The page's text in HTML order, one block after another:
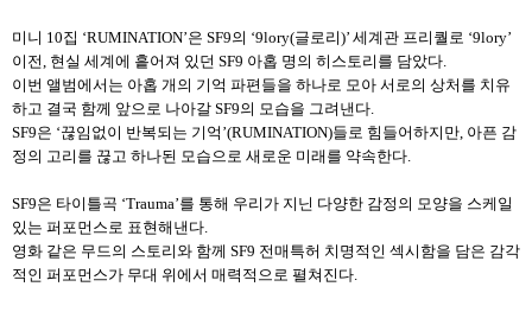
미니 10집 ‘RUMINATION’은 SF9의 ‘9lory(글로리)’ 세계관 프리퀄로 ‘9lory’
이전, 현실 세계에 흩어져 있던 SF9 아홉 명의 히스토리를 담았다.
이번 앨범에서는 아홉 개의 기억 파편들을 하나로 모아 서로의 상처를 치유
하고 결국 함께 앞으로 나아갈 SF9의 모습을 그려낸다.
SF9은 ‘끊임없이 반복되는 기억’(RUMINATION)들로 힘들어하지만, 아픈 감
정의 고리를 끊고 하나된 모습으로 새로운 미래를 약속한다.
SF9은 타이틀곡 ‘Trauma’를 통해 우리가 지닌 다양한 감정의 모양을 스케일
있는 퍼포먼스로 표현해낸다.
영화 같은 무드의 스토리와 함께 SF9 전매특허 치명적인 섹시함을 담은 감각
적인 퍼포먼스가 무대 위에서 매력적으로 펼쳐진다.